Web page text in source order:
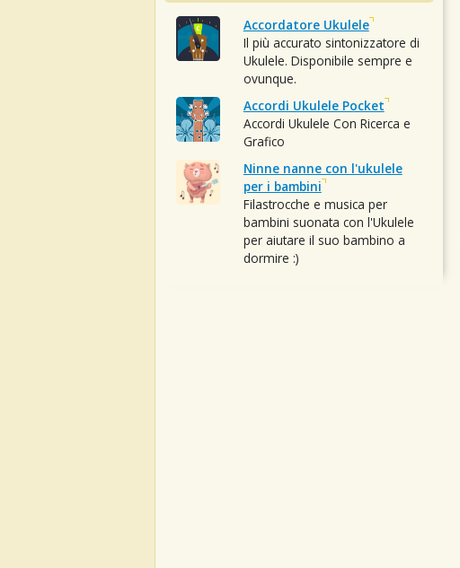
Accordatore Ukulele
Il più accurato sintonizzatore di
Ukulele. Disponibile sempre e
ovunque.
Accordi Ukulele Pocket
Accordi Ukulele Con Ricerca e
Grafico
Ninne nanne con l'ukulele
per i bambini
Filastrocche e musica per
bambini suonata con l'Ukulele
per aiutare il suo bambino a
dormire :)